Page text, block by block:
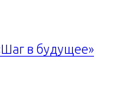
в будущее»